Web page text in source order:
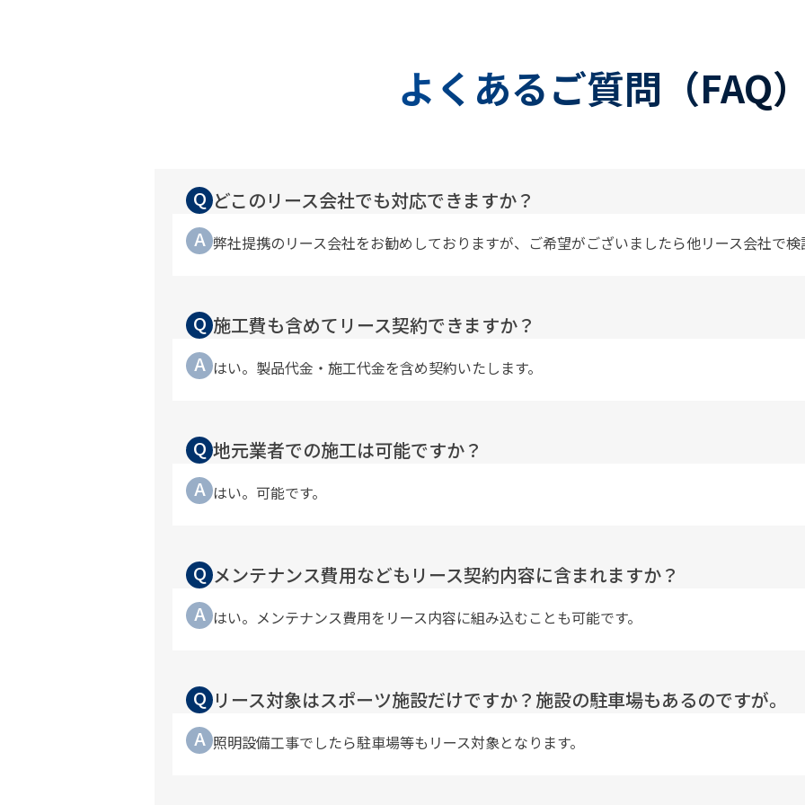
よくあるご質問（FAQ）
Q どこのリース会社でも対応できますか？
A 弊社提携のリース会社をお勧めしておりますが、ご希望がございましたら他リース会社で検
Q 施工費も含めてリース契約できますか？
A はい。製品代金・施工代金を含め契約いたします。
Q 地元業者での施工は可能ですか？
A はい。可能です。
Q メンテナンス費用などもリース契約内容に含まれますか？
A はい。メンテナンス費用をリース内容に組み込むことも可能です。
Q リース対象はスポーツ施設だけですか？施設の駐車場もあるのですが。
A 照明設備工事でしたら駐車場等もリース対象となります。